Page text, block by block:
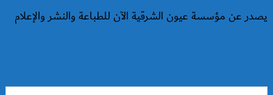
يصدر عن مؤسسة عيون الشرقية الآن للطباعة والنشر والإعلام